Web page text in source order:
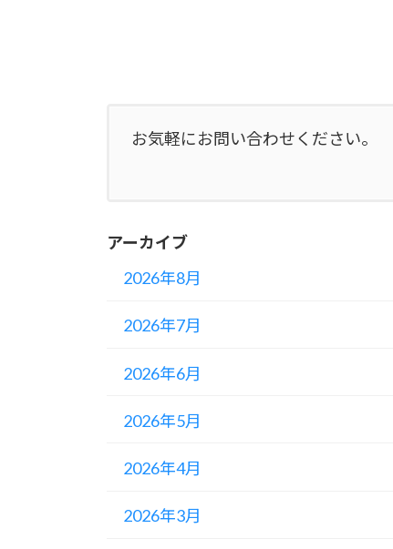
お気軽にお問い合わせください。
アーカイブ
2026年8月
2026年7月
2026年6月
2026年5月
2026年4月
2026年3月